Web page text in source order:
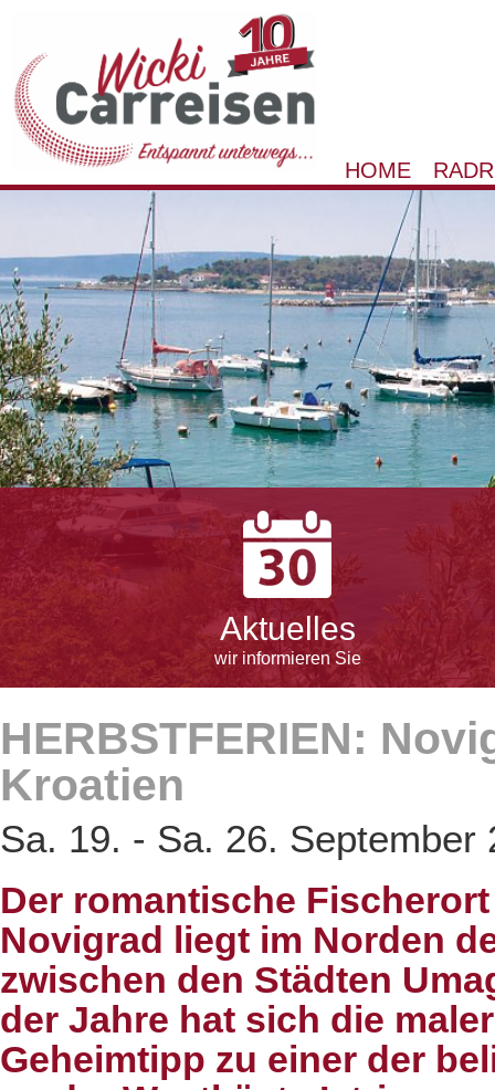
HOME
Aktuelles
wir informieren Sie
HERBSTFERIEN:
Kroatien
Sa. 19. - Sa. 26. September
Der romantische Fischerort
Novigrad liegt im Norden
zwischen den Städten
der Jahre hat sich die
Geheimtipp zu einer der